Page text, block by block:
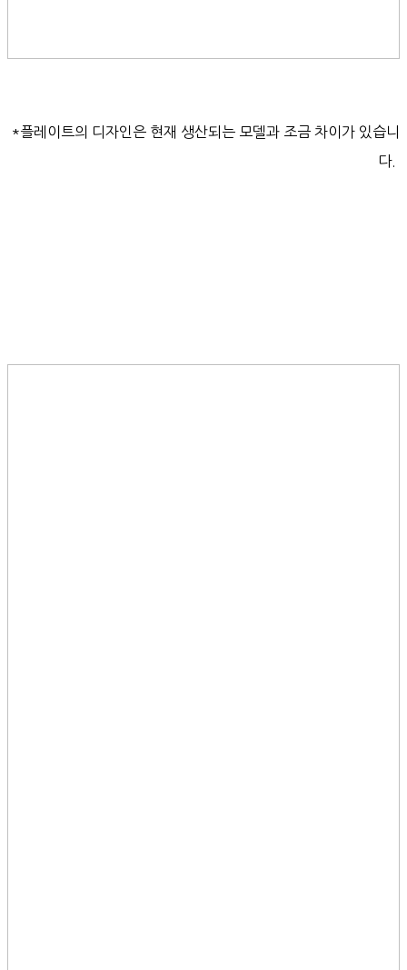
*플레이트의 디자인은 현재 생산되는 모델과 조금 차이가 있습니
다.